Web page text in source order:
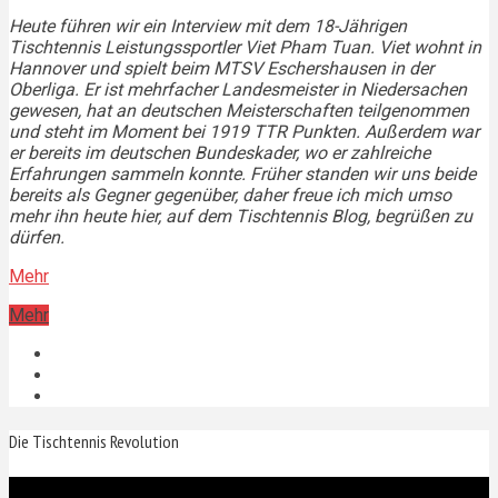
Heute führen wir ein Interview mit dem 18-Jährigen
Tischtennis Leistungssportler Viet Pham Tuan. Viet wohnt in
Hannover und spielt beim MTSV Eschershausen in der
Oberliga. Er ist mehrfacher Landesmeister in Niedersachen
gewesen, hat an deutschen Meisterschaften teilgenommen
und steht im Moment bei 1919 TTR Punkten. Außerdem war
er bereits im deutschen Bundeskader, wo er zahlreiche
Erfahrungen sammeln konnte. Früher standen wir uns beide
bereits als Gegner gegenüber, daher freue ich mich umso
mehr ihn heute hier, auf dem Tischtennis Blog, begrüßen zu
dürfen.
Mehr
Mehr
Die Tischtennis Revolution